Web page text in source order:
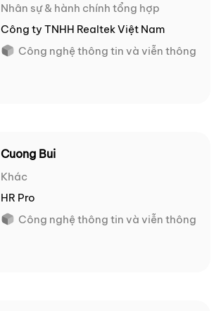
Nhân sự & hành chính tổng hợp
Công ty TNHH Realtek Việt Nam
Công nghệ thông tin và viễn thông
Cuong Bui
Khác
HR Pro
Công nghệ thông tin và viễn thông